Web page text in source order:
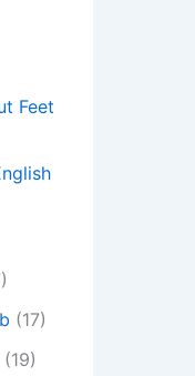
Feet
(17)
(19)